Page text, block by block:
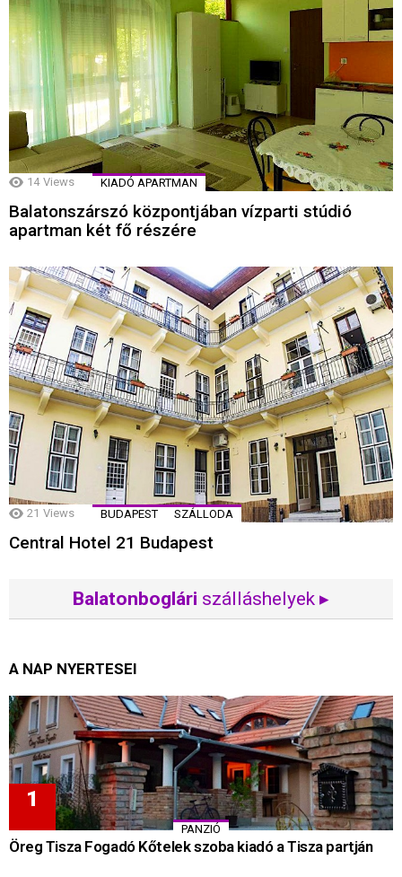
14 Views KIADÓ APARTMAN
Balatonszárszó központjában vízparti stúdió
apartman két fő részére
21 Views BUDAPEST SZÁLLODA
Central Hotel 21 Budapest
Balatonboglári szálláshelyek ▸
A NAP NYERTESEI
PANZIÓ
Öreg Tisza Fogadó Kőtelek szoba kiadó a Tisza partján